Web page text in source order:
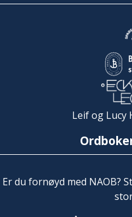
Leif og Lucy
Er du fornøyd med NAOB?